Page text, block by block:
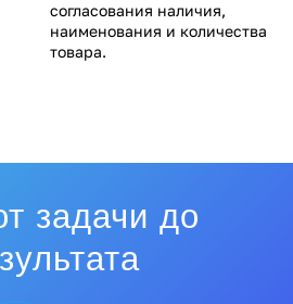
согласования наличия,
наименования и количества
товара.
задачи до